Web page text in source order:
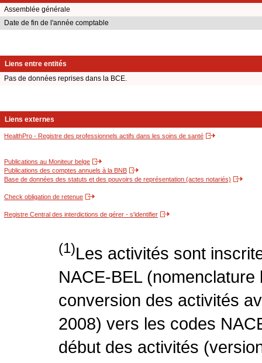
Assemblée générale
Date de fin de l'année comptable
Liens entre entités
Pas de données reprises dans la BCE.
Liens externes
HealthPro - Registre des professionnels actifs dans les soins de santé
Publications au Moniteur belge
Publications des comptes annuels à la BNB
Base de données des statuts et des pouvoirs de représentation (actes notariés)
Check obligation de retenue
Registre Central des interdictions de gérer - s'identifier
(1)Les activités sont
NACE-BEL
conversion des activités
2008) vers les codes
début des activités